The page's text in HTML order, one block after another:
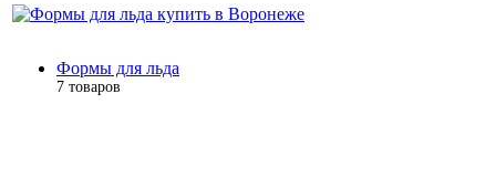
Формы для льда
7 товаров